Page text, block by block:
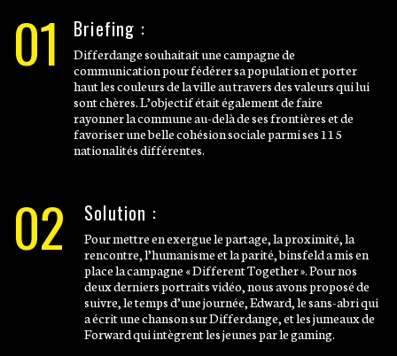
01 Briefing :
Differdange souhaitait une campagne de
communication pour fédérer sa population et porter
haut les couleurs de la ville au travers des valeurs qui lui
sont chères. L’objectif était également de faire
rayonner la commune au-delà de ses frontières et de
favoriser une belle cohésion sociale parmi ses 115
nationalités différentes.
02 Solution :
Pour mettre en exergue le partage, la proximité, la
rencontre, l’humanisme et la parité, binsfeld a mis en
place la campagne « Different Together ». Pour nos
deux derniers portraits vidéo, nous avons proposé de
suivre, le temps d’une journée, Edward, le sans-abri qui
a écrit une chanson sur Differdange, et les jumeaux de
Forward qui intègrent les jeunes par le gaming.